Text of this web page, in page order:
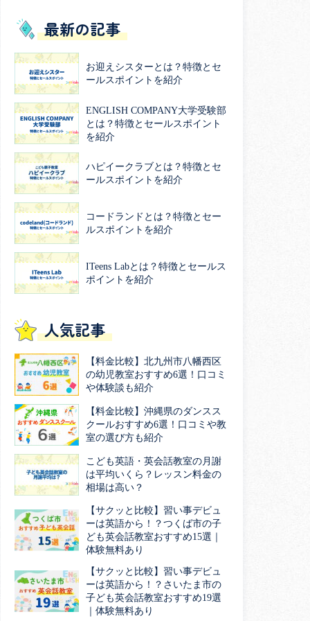
最新の記事
お迎えシスターとは？特徴とセ
ールスポイントを紹介
ENGLISH COMPANY大学受験部
とは？特徴とセールスポイント
を紹介
ハピイークラブとは？特徴とセ
ールスポイントを紹介
コードランドとは？特徴とセー
ルスポイントを紹介
ITeens Labとは？特徴とセールス
ポイントを紹介
人気記事
【料金比較】北九州市八幡西区
の幼児教室おすすめ6選！口コミ
や体験談も紹介
【料金比較】沖縄県のダンスス
クールおすすめ6選！口コミや教
室の選び方も紹介
こども英語・英会話教室の月謝
は平均いくら？レッスン料金の
相場は高い？
【サクッと比較】習い事デビュ
ーは英語から！？つくば市の子
ども英会話教室おすすめ15選｜
体験無料あり
【サクッと比較】習い事デビュ
ーは英語から！？さいたま市の
子ども英会話教室おすすめ19選
｜体験無料あり